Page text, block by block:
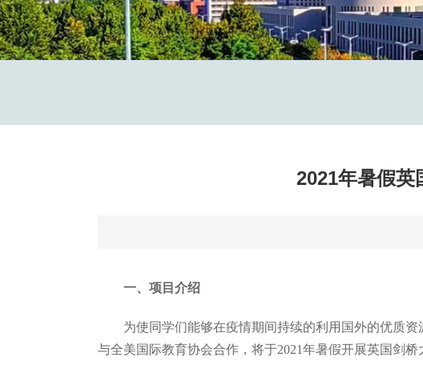
2021年暑假英
一、项目介绍
为使同学们能够在疫情期间持续的利用国外的优质
与全美国际教育协会合作，将于2021年暑假开展英国剑桥